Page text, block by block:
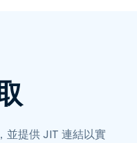
並提供 JIT 連結以實